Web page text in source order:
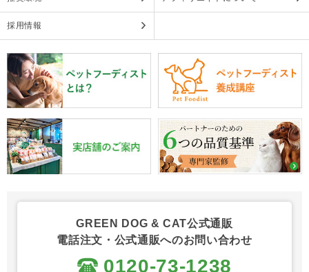
採用情報
GREEN DOG & CAT公式通販
電話注文・公式通販へのお問い合わせ
0120-73-1238